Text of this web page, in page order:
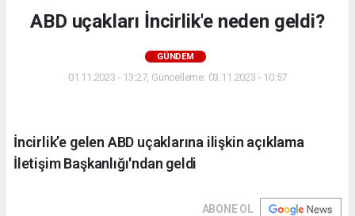
ABD uçakları İncirlik'e neden geldi?
GÜNDEM
01.11.2023 - 13:27, Güncelleme: 03.11.2023 - 10:57
İncirlik’e gelen ABD uçaklarına ilişkin açıklama
İletişim Başkanlığı'ndan geldi
ABONE OL